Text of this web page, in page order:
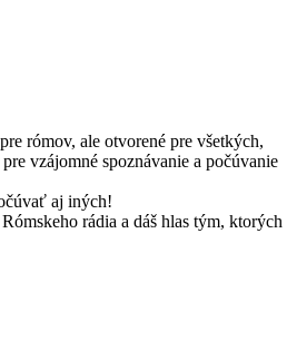
rómov, ale otvorené pre všetkých,
vzájomné spoznávanie a počúvanie
aj iných!
rádia a dáš hlas tým, ktorých